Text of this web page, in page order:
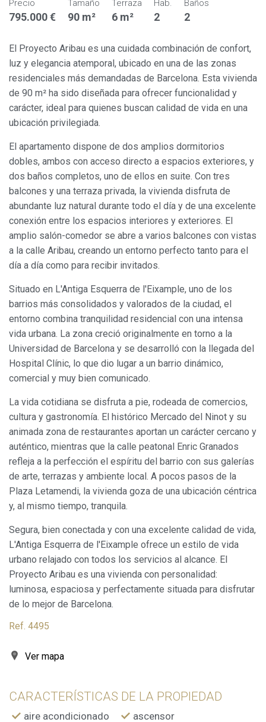
Precio
795.000 €
Tamaño
90 m²
Terraza
6 m²
Hab.
2
Baños
2
El Proyecto Aribau es una cuidada combinación de confort,
luz y elegancia atemporal, ubicado en una de las zonas
residenciales más demandadas de Barcelona. Esta vivienda
de 90 m² ha sido diseñada para ofrecer funcionalidad y
carácter, ideal para quienes buscan calidad de vida en una
ubicación privilegiada.
El apartamento dispone de dos amplios dormitorios
dobles, ambos con acceso directo a espacios exteriores, y
dos baños completos, uno de ellos en suite. Con tres
balcones y una terraza privada, la vivienda disfruta de
abundante luz natural durante todo el día y de una excelente
conexión entre los espacios interiores y exteriores. El
amplio salón-comedor se abre a varios balcones con vistas
a la calle Aribau, creando un entorno perfecto tanto para el
día a día como para recibir invitados.
Situado en L'Antiga Esquerra de l'Eixample, uno de los
barrios más consolidados y valorados de la ciudad, el
entorno combina tranquilidad residencial con una intensa
vida urbana. La zona creció originalmente en torno a la
Universidad de Barcelona y se desarrolló con la llegada del
Hospital Clínic, lo que dio lugar a un barrio dinámico,
comercial y muy bien comunicado.
La vida cotidiana se disfruta a pie, rodeada de comercios,
cultura y gastronomía. El histórico Mercado del Ninot y su
animada zona de restaurantes aportan un carácter cercano y
auténtico, mientras que la calle peatonal Enric Granados
refleja a la perfección el espíritu del barrio con sus galerías
de arte, terrazas y ambiente local. A pocos pasos de la
Plaza Letamendi, la vivienda goza de una ubicación céntrica
y, al mismo tiempo, tranquila.
Segura, bien conectada y con una excelente calidad de vida,
L'Antiga Esquerra de l'Eixample ofrece un estilo de vida
urbano relajado con todos los servicios al alcance. El
Proyecto Aribau es una vivienda con personalidad:
luminosa, espaciosa y perfectamente situada para disfrutar
de lo mejor de Barcelona.
Ref. 4495
Ver mapa
CARACTERÍSTICAS DE LA PROPIEDAD
aire acondicionado
ascensor
Modificar cookies
Técnicas y funcionales
Siempre activas
Este sitio web utiliza Cookies propias para recopilar
información con la finalidad de mejorar nuestros servicios.
instalación de las mismas. El usuario tiene la posibilidad
de configurar su navegador pudiendo, si así lo desea,
impedir que sean instaladas en su disco duro, aunque
deberá tener en cuenta que dicha acción podrá ocasionar
dificultades de navegación de la página web.
Analíticas y personalización
comportamiento de los usuarios de este sitio web. La
elaboración de perfiles de navegación de los usuarios con
el fin de introducir mejoras en función del análisis de los
mejorar la calidad de nuestros servicios y para ofrecer una
mejor experiencia a través de productos recomendados.